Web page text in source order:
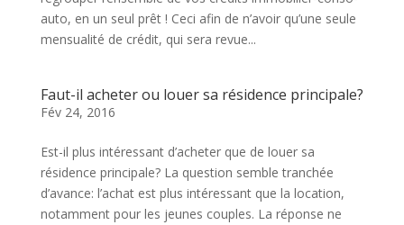
auto, en un seul prêt ! Ceci afin de n’avoir qu’une seule
mensualité de crédit, qui sera revue...
Faut-il acheter ou louer sa résidence principale?
Fév 24, 2016
Est-il plus intéressant d’acheter que de louer sa
résidence principale? La question semble tranchée
d’avance: l’achat est plus intéressant que la location,
notamment pour les jeunes couples. La réponse ne